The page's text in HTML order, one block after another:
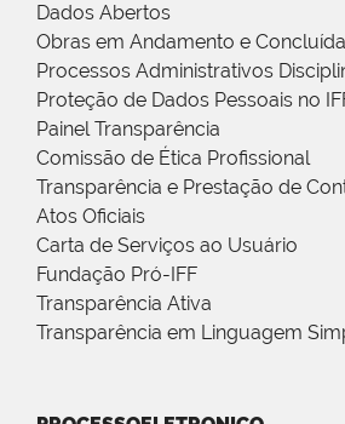
Dados Abertos
Obras em Andamento e
Processos Administrativos
Proteção de Dados Pessoais no
Painel Transparência
Comissão de Ética Profissional
Transparência e Prestação de
Atos Oficiais
Carta de Serviços ao Usuário
Fundação Pró-IFF
Transparência Ativa
Transparência em Linguagem